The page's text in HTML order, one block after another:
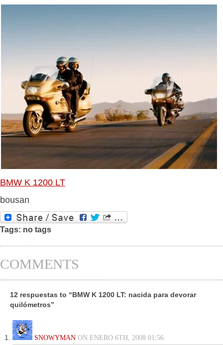
BMW K 1200 LT
bousan
Tags: no tags
COMMENTS
12 respuestas to “BMW K 1200 LT: nacida para devorar
quilómetros”
SNOWYMAN ON ENERO 6TH, 2008 01:56